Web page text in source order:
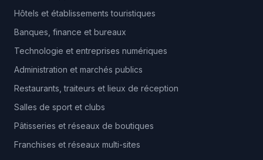
Hôtels et établissements touristiques
Banques, finance et bureaux
Technologie et entreprises numériques
Administration et marchés publics
Restaurants, traiteurs et lieux de réception
Salles de sport et clubs
Pâtisseries et réseaux de boutiques
Franchises et réseaux multi-sites